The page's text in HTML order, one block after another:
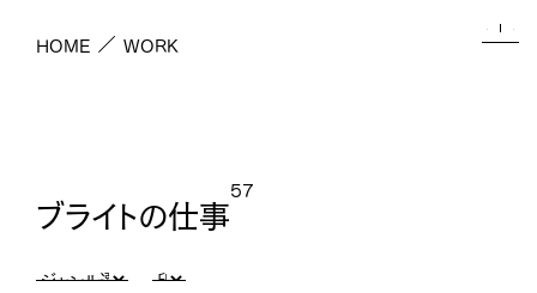
HOME WORK
ブライトの仕事57